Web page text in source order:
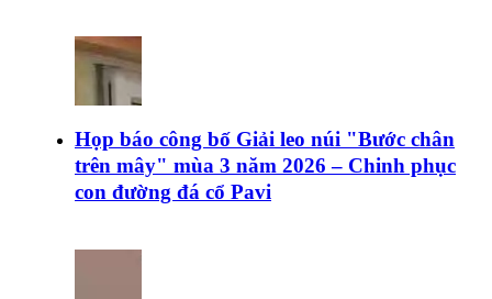
Họp báo công bố Giải leo núi "Bước chân
trên mây" mùa 3 năm 2026 – Chinh phục
con đường đá cổ Pavi